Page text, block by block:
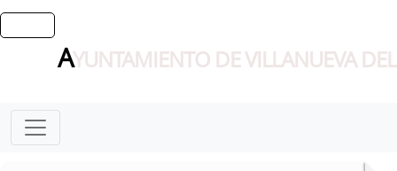
AYUNTAMIENTO DE VILLANUEVA